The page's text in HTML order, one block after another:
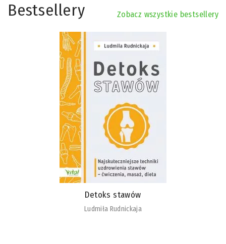
Bestsellery Zobacz wszystkie bestsellery
Detoks stawów
Ludmiła Rudnickaja